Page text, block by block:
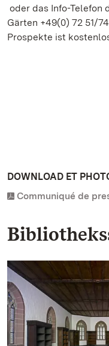
oder das Info-Telefon
Gärten +49(0) 72 51/
Prospekte ist
DOWNLOAD ET
Communiqué de